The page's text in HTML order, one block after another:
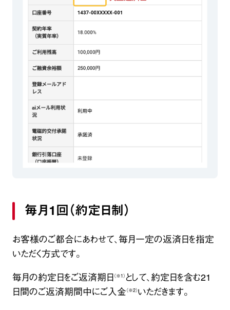
毎月1回（約定日制）
お客様のご都合にあわせて、毎月一定の返済日を指定
いただく方式です。
毎月の約定日をご返済期日（※1） として、約定日を含む21
日間のご返済期間中にご入金（※2）いただきます。